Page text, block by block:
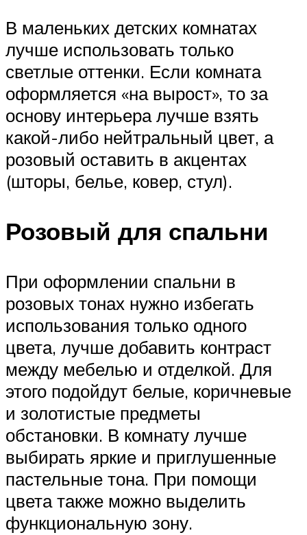
В маленьких детских комнатах
лучше использовать только
светлые оттенки. Если комната
оформляется «на вырост», то за
основу интерьера лучше взять
какой-либо нейтральный цвет, а
розовый оставить в акцентах
(шторы, белье, ковер, стул).
Розовый для спальни
При оформлении спальни в
розовых тонах нужно избегать
использования только одного
цвета, лучше добавить контраст
между мебелью и отделкой. Для
этого подойдут белые, коричневые
и золотистые предметы
обстановки. В комнату лучше
выбирать яркие и приглушенные
пастельные тона. При помощи
цвета также можно выделить
функциональную зону.